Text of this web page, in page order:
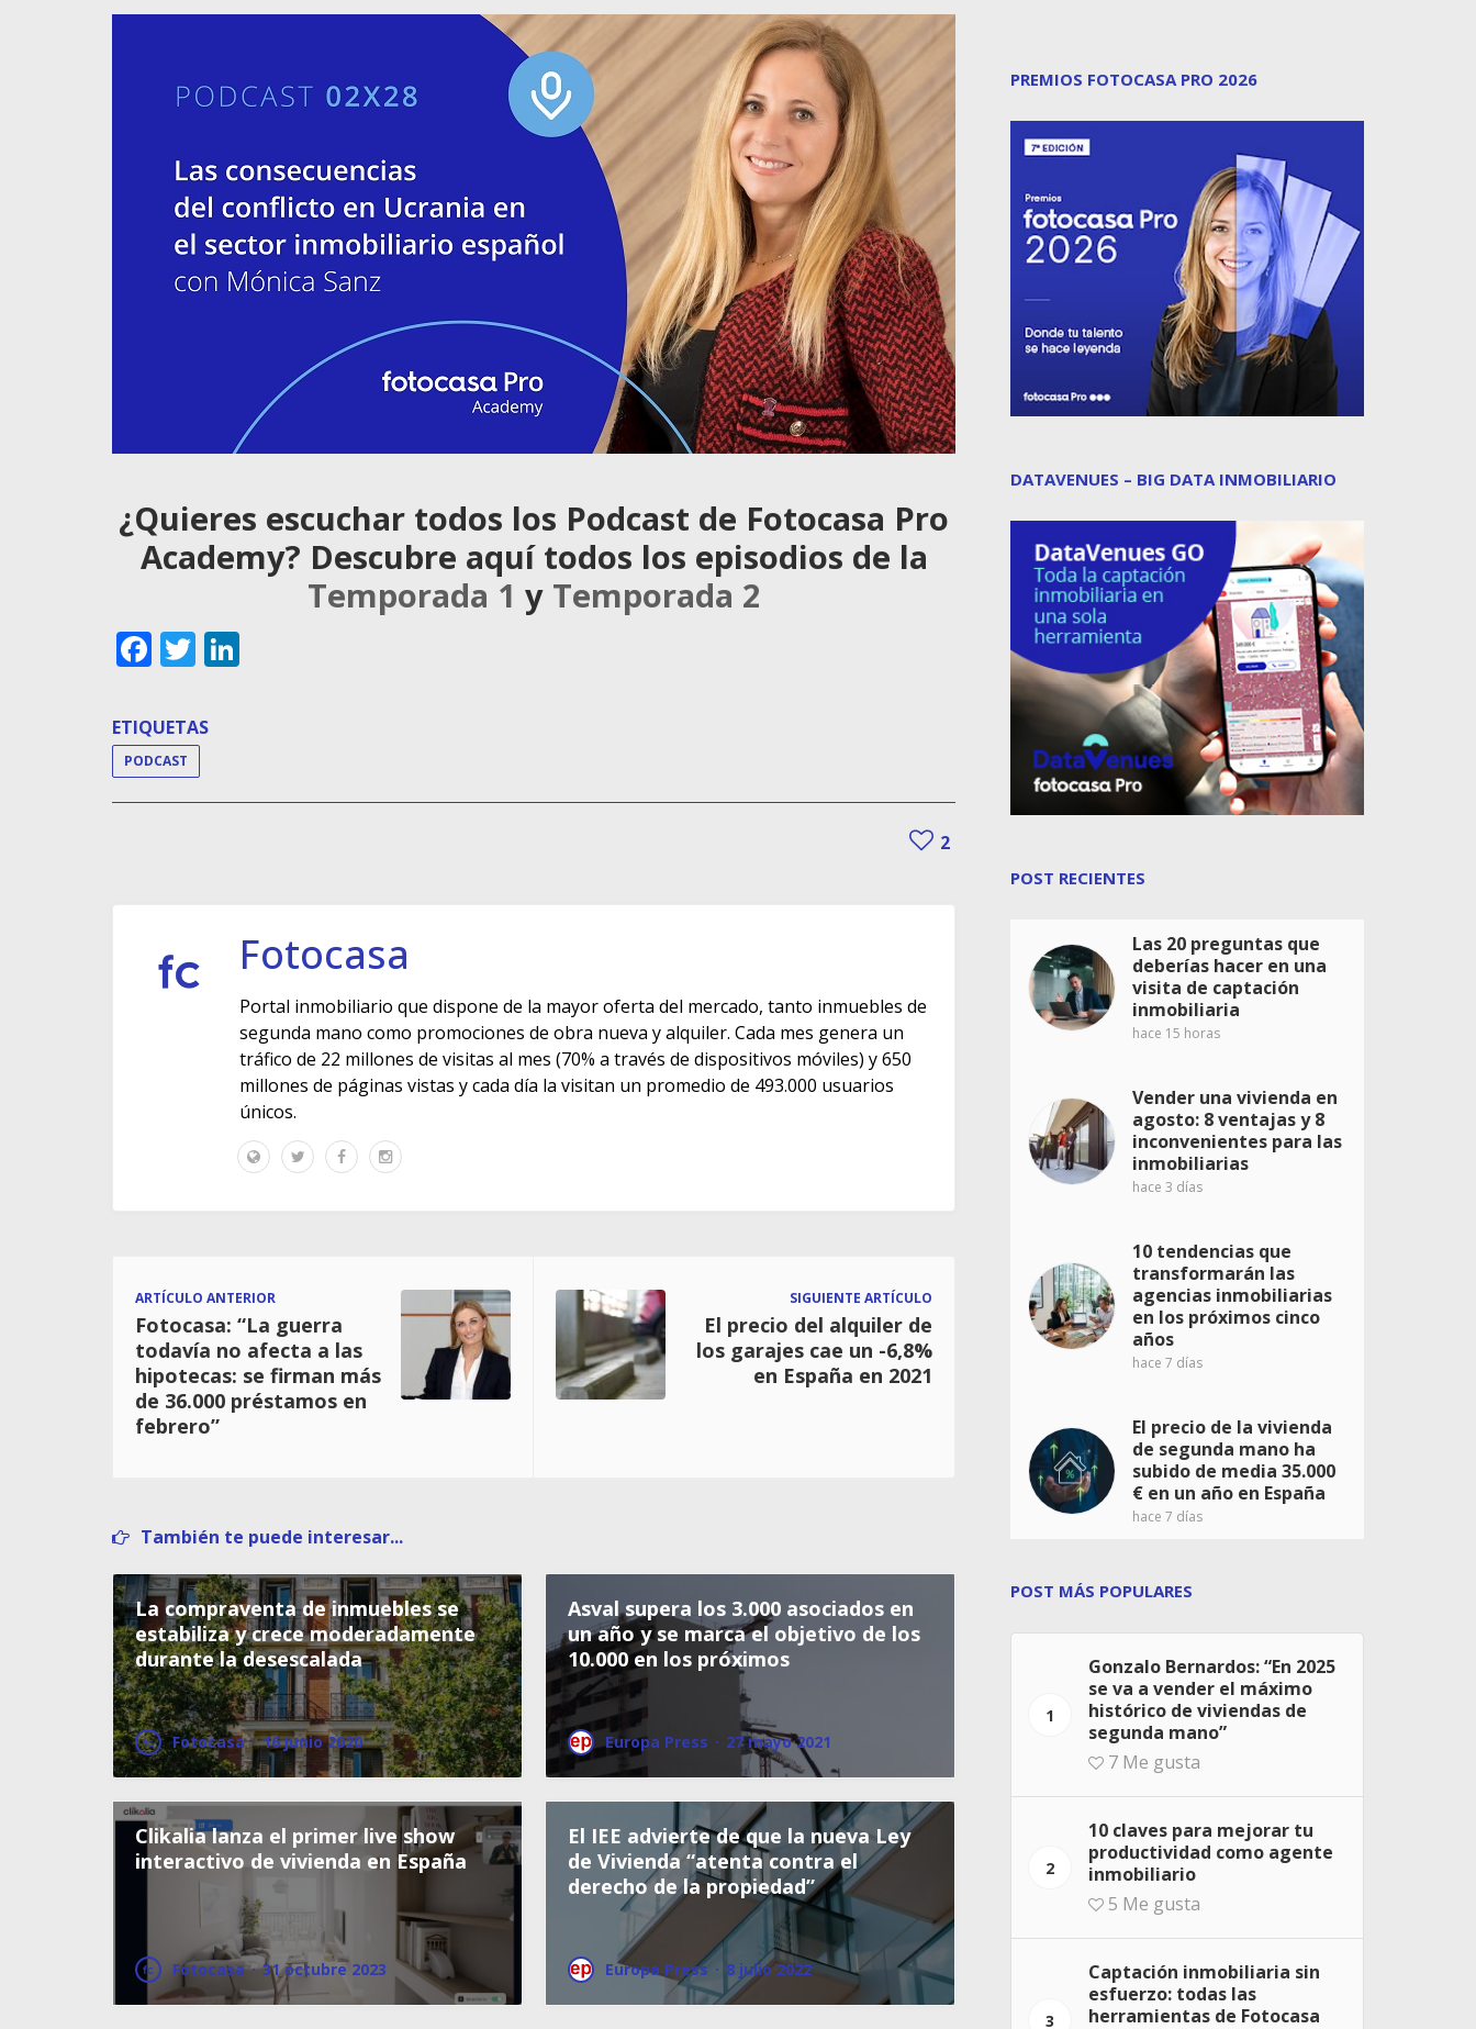
¿Quieres escuchar todos los Podcast de Fotocasa Pro
Academy? Descubre aquí todos los episodios de la
Temporada 1 y Temporada 2
Facebook
Twitter
ETIQUETAS
PODCAST
2
Fotocasa
Portal inmobiliario que dispone de la mayor oferta del mercado, tanto inmuebles de
segunda mano como promociones de obra nueva y alquiler. Cada mes genera un
tráfico de 22 millones de visitas al mes (70% a través de dispositivos móviles) y 650
millones de páginas vistas y cada día la visitan un promedio de 493.000 usuarios
únicos.
ARTÍCULO ANTERIOR
Fotocasa: “La guerra
todavía no afecta a las
hipotecas: se firman más
de 36.000 préstamos en
febrero”
SIGUIENTE ARTÍCULO
El precio del alquiler de
los garajes cae un -6,8%
en España en 2021
También te puede interesar...
La compraventa de inmuebles se
estabiliza y crece moderadamente
durante la desescalada
Fotocasa · 16 junio 2020
Asval supera los 3.000 asociados en
un año y se marca el objetivo de los
10.000 en los próximos
Europa Press · 27 mayo 2021
Clikalia lanza el primer live show
interactivo de vivienda en España
Fotocasa · 31 octubre 2023
El IEE advierte de que la nueva Ley
de Vivienda “atenta contra el
derecho de la propiedad”
Europa Press · 8 julio 2022
PREMIOS FOTOCASA PRO 2026
DATAVENUES – BIG DATA INMOBILIARIO
POST RECIENTES
Las 20 preguntas que
deberías hacer en una
visita de captación
inmobiliaria
hace 15 horas
Vender una vivienda en
agosto: 8 ventajas y 8
inconvenientes para las
inmobiliarias
hace 3 días
10 tendencias que
transformarán las
agencias inmobiliarias
en los próximos cinco
años
hace 7 días
El precio de la vivienda
de segunda mano ha
subido de media 35.000
€ en un año en España
hace 7 días
POST MÁS POPULARES
1
Gonzalo Bernardos: “En 2025
se va a vender el máximo
histórico de viviendas de
segunda mano”
7 Me gusta
2
10 claves para mejorar tu
productividad como agente
inmobiliario
5 Me gusta
3
Captación inmobiliaria sin
esfuerzo: todas las
herramientas de Fotocasa